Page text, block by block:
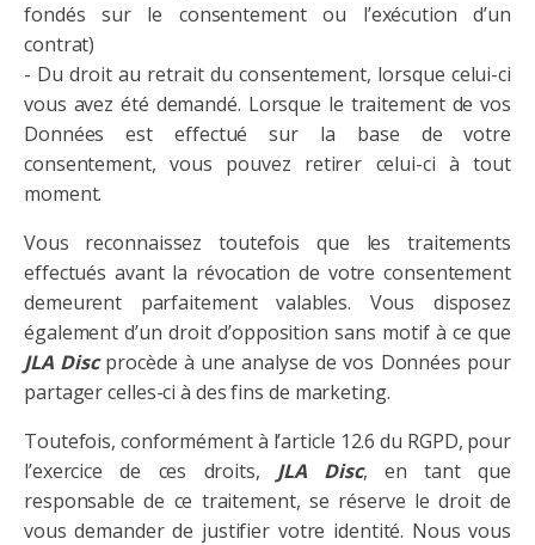
fondés sur le consentement ou l’exécution d’un
contrat)
- Du droit au retrait du consentement, lorsque celui-ci
vous avez été demandé. Lorsque le traitement de vos
Données est effectué sur la base de votre
consentement, vous pouvez retirer celui-ci à tout
moment.
Vous reconnaissez toutefois que les traitements
effectués avant la révocation de votre consentement
demeurent parfaitement valables. Vous disposez
également d’un droit d’opposition sans motif à ce que
JLA Discprocède à une analyse de vos Données pour
partager celles-ci à des fins de marketing.
Toutefois, conformément à l’article 12.6 du RGPD, pour
l’exercice de ces droits, JLA Disc, en tant que
responsable de ce traitement, se réserve le droit de
vous demander de justifier votre identité. Nous vous